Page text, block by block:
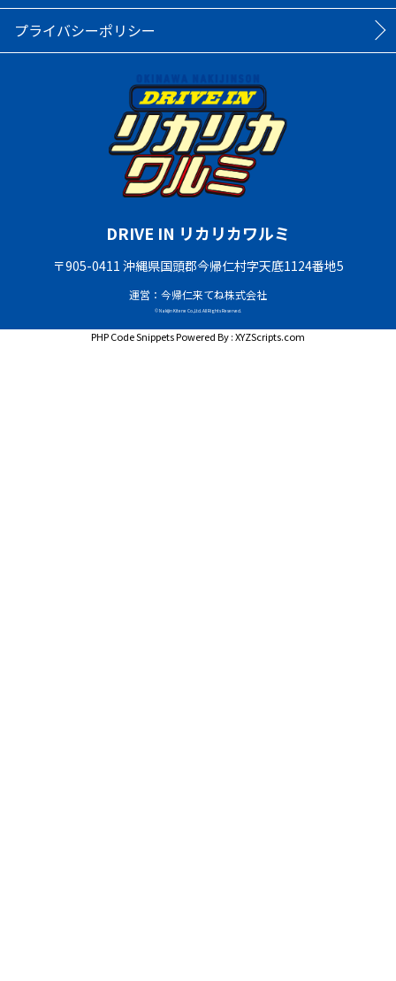
プライバシーポリシー
DRIVE IN リカリカワルミ
〒905-0411 沖縄県国頭郡今帰仁村字天底1124番地5
運営：今帰仁来てね株式会社
© Nakijin Kitene Co.,Ltd. All Rights Reserved.
PHP Code SnippetsPowered By :XYZScripts.com